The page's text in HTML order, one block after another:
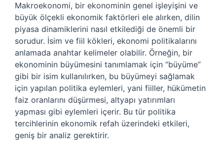
Makroekonomi, bir ekonominin genel işleyişini ve
büyük ölçekli ekonomik faktörleri ele alırken, dilin
piyasa dinamiklerini nasıl etkilediği de önemli bir
sorudur. İsim ve fiil kökleri, ekonomi politikalarını
anlamada anahtar kelimeler olabilir. Örneğin, bir
ekonominin büyümesini tanımlamak için “büyüme”
gibi bir isim kullanılırken, bu büyümeyi sağlamak
için yapılan politika eylemleri, yani fiiller, hükümetin
faiz oranlarını düşürmesi, altyapı yatırımları
yapması gibi eylemleri içerir. Bu tür politika
tercihlerinin ekonomik refah üzerindeki etkileri,
geniş bir analiz gerektirir.